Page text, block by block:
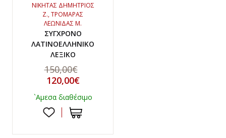
ΝΙΚΗΤΑΣ ΔΗΜΗΤΡΙΟΣ
Ζ., ΤΡΟΜΑΡΑΣ
ΛΕΩΝΙΔΑΣ Μ.
ΣΥΓΧΡΟΝΟ
ΛΑΤΙΝΟΕΛΛΗΝΙΚΟ
ΛΕΞΙΚΟ
150,00€
120,00€
`Αμεσα διαθέσιμο